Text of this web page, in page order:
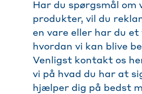
Har du spørgsmål om
produkter, vil du
en vare eller har du
hvordan vi kan blive
Venligst kontakt os
vi på hvad du har at
hjælper dig på bedst